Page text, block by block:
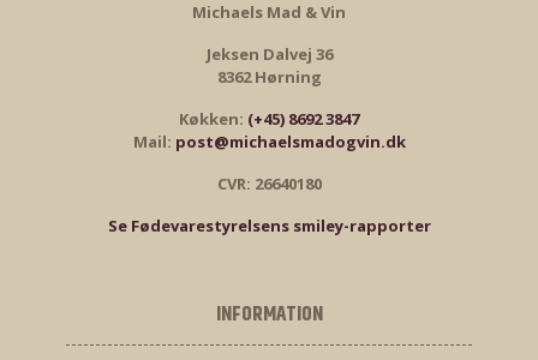
Michaels Mad & Vin
Jeksen Dalvej 36
8362 Hørning
Køkken: (+45) 8692 3847
Mail: post@michaelsmadogvin.dk
CVR: 26640180
Se Fødevarestyrelsens smiley-rapporter
INFORMATION